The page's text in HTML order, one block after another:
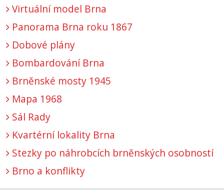
Virtuální model Brna
Panorama Brna roku 1867
Dobové plány
Bombardování Brna
Brněnské mosty 1945
Mapa 1968
Sál Rady
Kvartérní lokality Brna
Stezky po náhrobcích brněnských osobností
Brno a konflikty